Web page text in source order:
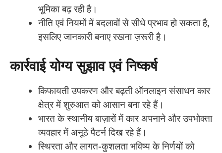
भूमिका बढ़ रही है।
नीति एवं नियमों में बदलावों से सीधे प्रभाव हो सकता है,
इसलिए जानकारी बनाए रखना ज़रूरी है।
कार्रवाई योग्य सुझाव एवं निष्कर्ष
किफायती उपकरण और बढ़ती ऑनलाइन संसाधन कार
क्षेत्र में शुरुआत को आसान बना रहे हैं।
भारत के स्थानीय बाज़ारों में कार अपनाने और उपभोक्ता
व्यवहार में अनूठे पैटर्न दिख रहे हैं।
स्थिरता और लागत-कुशलता भविष्य के निर्णयों को